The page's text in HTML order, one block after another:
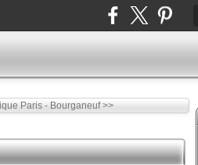
Paris - Bourganeuf >>